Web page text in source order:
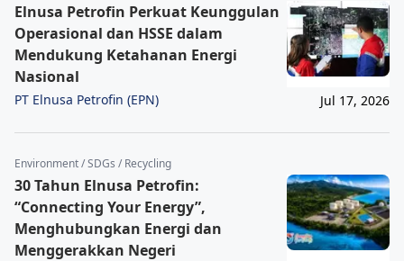
Elnusa Petrofin Perkuat Keunggulan
Operasional dan HSSE dalam
Mendukung Ketahanan Energi
Nasional
PT Elnusa Petrofin (EPN) Jul 17, 2026
Environment / SDGs / Recycling
30 Tahun Elnusa Petrofin:
“Connecting Your Energy”,
Menghubungkan Energi dan
Menggerakkan Negeri